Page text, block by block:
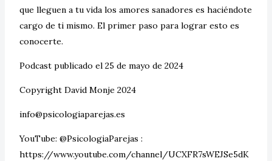
que lleguen a tu vida los amores sanadores es haciéndote
cargo de ti mismo. El primer paso para lograr esto es
conocerte.
Podcast publicado el 25 de mayo de 2024
Copyright David Monje 2024
info@psicologiaparejas.es
YouTube: @PsicologiaParejas :
https://www.youtube.com/channel/UCXFR7sWEJSe5dK